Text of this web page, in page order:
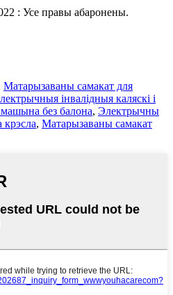
: Усе правы абаронены.
Матарызаваны самакат для
інвалідныя каляскі і
без балона, Электрычны
крэсла, Матарызаваны самакат